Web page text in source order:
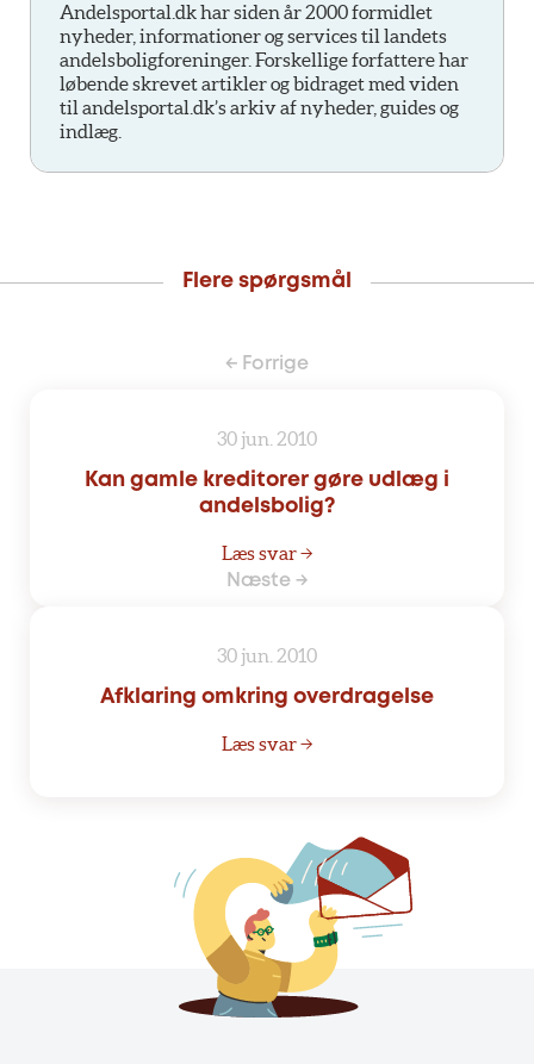
Andelsportal.dk har siden år 2000 formidlet
nyheder, informationer og services til landets
andelsboligforeninger. Forskellige forfattere har
løbende skrevet artikler og bidraget med viden
til andelsportal.dk’s arkiv af nyheder, guides og
indlæg.
Flere spørgsmål
← Forrige
30 jun. 2010
Kan gamle kreditorer gøre udlæg i
andelsbolig?
Læs svar →
Næste →
30 jun. 2010
Afklaring omkring overdragelse
Læs svar →